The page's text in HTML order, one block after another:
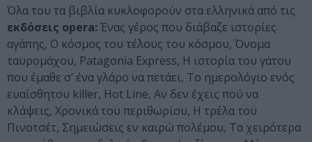
Όλα του τα βιβλία κυκλοφορούν στα ελληνικά από τις
εκδόσεις opera: Ένας γέρος που διάβαζε ιστορίες
αγάπης, Ο κόσμος του τέλους του κόσμου, Όνομα
ταυρομάχου, Patagonia Express, Η ιστορία του γάτου
που έμαθε σ’ ένα γλάρο να πετάει, Το ημερολόγιο ενός
ευαίσθητου killer, Hot Line, Αν δεν έχεις πού να
κλάψεις, Χρονικά του περιθωρίου, Η τρέλα του
Πινοτσέτ, Σημειώσεις εν καιρώ πολέμου, Τα χειρότερα